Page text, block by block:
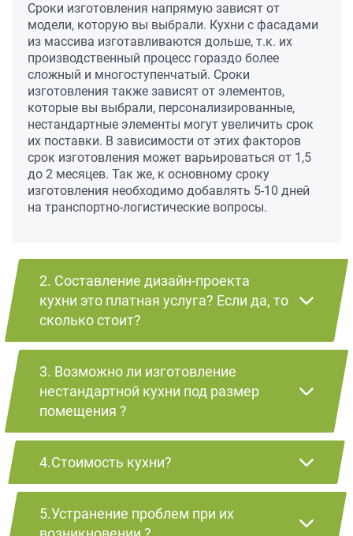
Сроки изготовления напрямую зависят от
модели, которую вы выбрали. Кухни с фасадами
из массива изготавливаются дольше, т.к. их
производственный процесс гораздо более
сложный и многоступенчатый. Сроки
изготовления также зависят от элементов,
которые вы выбрали, персонализированные,
нестандартные элементы могут увеличить срок
их поставки. В зависимости от этих факторов
срок изготовления может варьироваться от 1,5
до 2 месяцев. Так же, к основному сроку
изготовления необходимо добавлять 5-10 дней
на транспортно-логистические вопросы.
2. Составление дизайн-проекта
кухни это платная услуга? Если да, то
сколько стоит?
3. Возможно ли изготовление
нестандартной кухни под размер
помещения ?
4.Стоимость кухни?
5.Устранение проблем при их